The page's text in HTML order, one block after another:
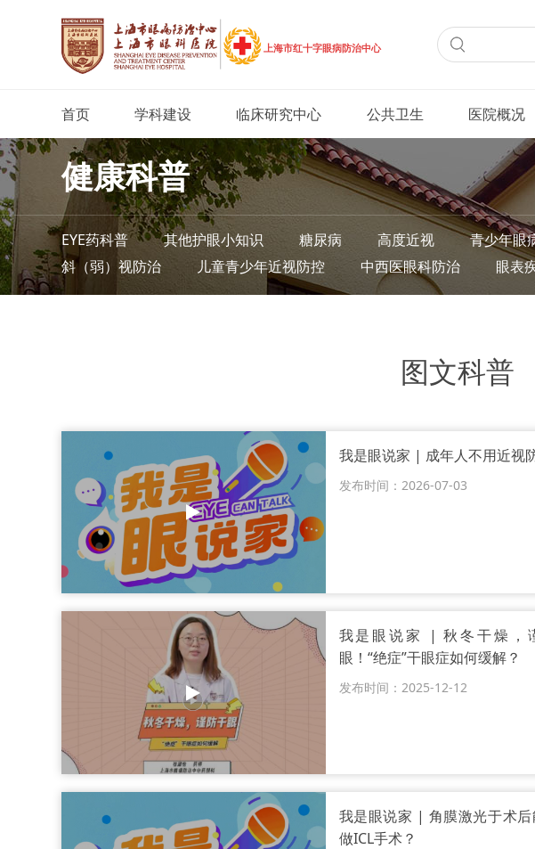
首页 学科建设 临床研究中心 公共卫生 医院概况
健康科普
EYE药科普 其他护眼小知识 糖尿病 高度近视 青少年眼
斜（弱）视防治
儿童青少年近视防控 中西医眼科防治 眼表
图文科普
我是眼说家 | 成年人不用近视
发布时间：2026-07-03
我是眼说家 | 秋冬干燥，
眼！“绝症”干眼症如何缓解？
发布时间：2025-12-12
我是眼说家 | 角膜激光于术
做ICL手术？